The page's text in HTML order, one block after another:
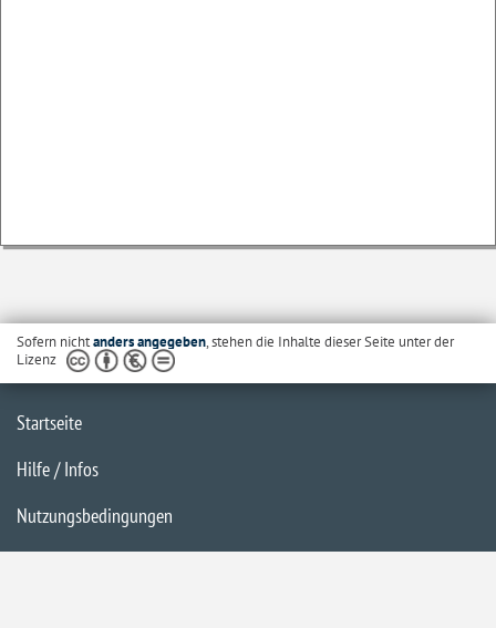
Sofern nichtanders angegeben, stehen die Inhalte dieser Seite unter der
Lizenz
Startseite
Hilfe / Infos
Nutzungsbedingungen